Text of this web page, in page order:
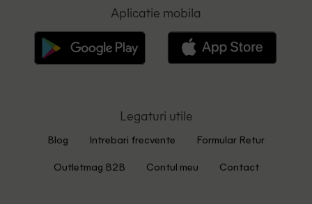
Aplicatie mobila
Legaturi utile
Blog Intrebari frecvente Formular Retur
Outletmag B2B Contul meu Contact